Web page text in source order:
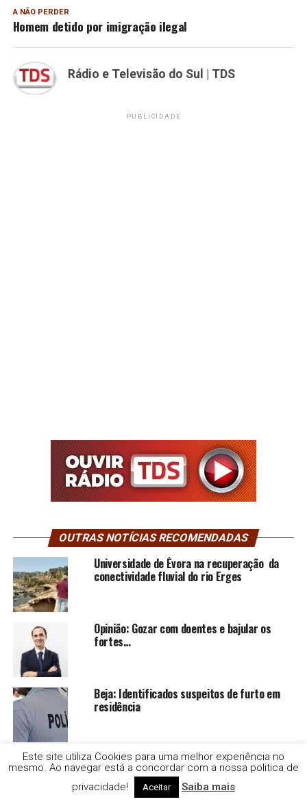
A NÃO PERDER
Homem detido por imigração ilegal
Rádio e Televisão do Sul | TDS
PUBLICIDADE
OUTRAS NOTÍCIAS RECOMENDADAS
Universidade de Évora na recuperação da
conectividade fluvial do rio Erges
Opinião: Gozar com doentes e bajular os
fortes…
Beja: Identificados suspeitos de furto em
residência
Apreendidas mais de 183 mil doses de
cocaína, em Grândola.
Este site utiliza Cookies para uma melhor experiência no
mesmo. Ao navegar está a concordar com a nossa politica de
privacidade!
Aceitar Saiba mais